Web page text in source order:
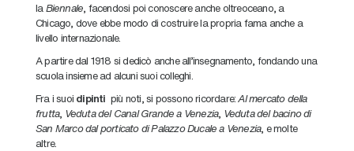
la Biennale, facendosi poi conoscere anche oltreoceano, a
Chicago, dove ebbe modo di costruire la propria fama anche a
livello internazionale.
A partire dal 1918 si dedicò anche all’insegnamento, fondando una
scuola insieme ad alcuni suoi colleghi.
Fra i suoi dipinti più noti, si possono ricordare:Al mercato della
frutta, Veduta del Canal Grande a Venezia, Veduta del bacino di
San Marco dal porticato di Palazzo Ducale a Venezia, e molte
altre.